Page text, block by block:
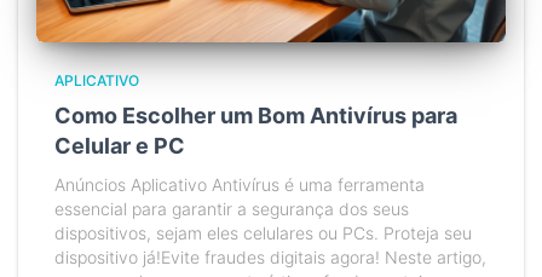
APLICATIVO
Como Escolher um Bom Antivírus para
Celular e PC
Anúncios Aplicativo Antivírus é uma ferramenta
essencial para garantir a segurança dos seus
dispositivos, sejam eles celulares ou PCs. Proteja seu
dispositivo já!Evite fraudes digitais agora! Neste artigo,